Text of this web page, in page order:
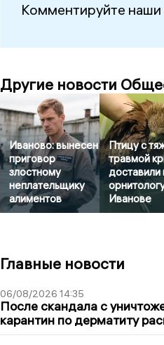
Комментируйте наши
Другие новости
Иваново: вынесен
приговор
злостному
неплательщику
алиментов
Птицу с
травмой
доставили
Иванове
Главные новости
06/08/2026 14:35
После скандала с
карантин по дерматиту